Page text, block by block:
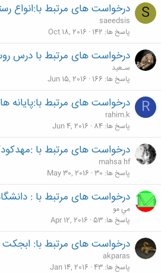
S درخواست های مرتبط با:انواع
saeedsis
پاسخ ها 142
Oct 18, 2016
درخواست های مرتبط با درس روستا
سـعید
پاسخ ها 166
Jun 15, 2016
R درخواست های مرتبط با:پایانه
rahim.k
پاسخ ها 84
Jun 4, 2016
درخواست های مرتبط با
mahsa hf
پاسخ ها 30
May 30, 2016
درخواست های مرتبط با :
مي مو
پاسخ ها 53
Apr 12, 2016
درخواست های مرتبط با: ابجکت
akparas
پاسخ ها 43
Jan 14, 2016